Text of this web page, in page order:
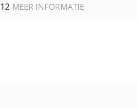
MEER INFORMATIE